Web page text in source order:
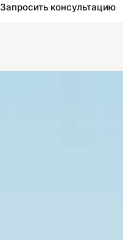
Запросить консультацию